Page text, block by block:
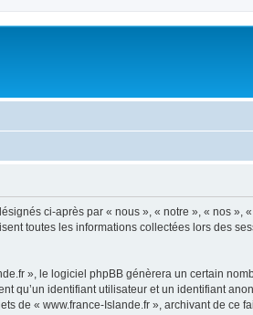
ci-après par « nous », « notre », « nos »,
toutes les informations collectées lors des
», le logiciel phpBB génèrera un certain
qu’un identifiant utilisateur et un identifiant
de « www.france-Islande.fr », archivant de ce